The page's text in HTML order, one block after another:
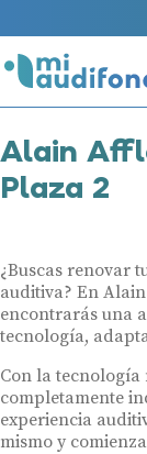
Alain
Plaza 2
¿Buscas renovar
auditiva? En
encontrarás una
tecnología,
Con la tecnología
completamente
experiencia
mismo y